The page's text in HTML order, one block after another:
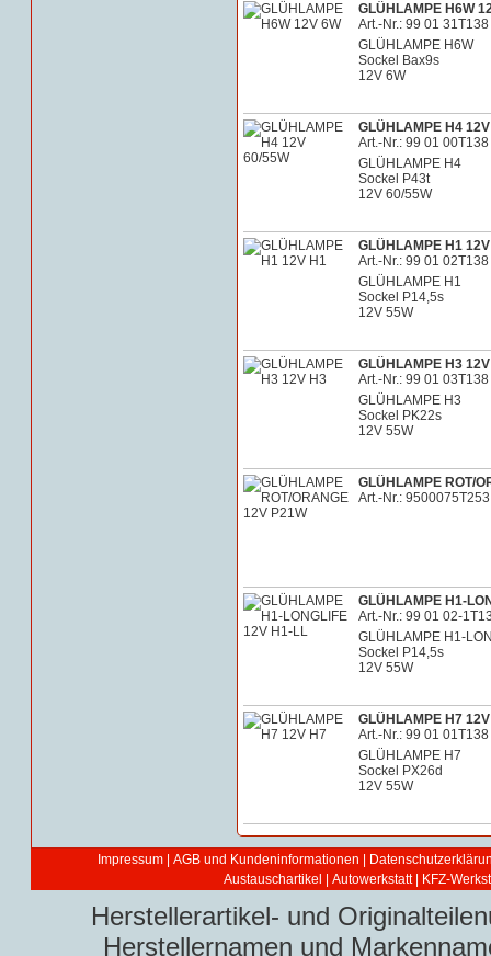
GLÜHLAMPE H6W
Art.-Nr.: 99 01 31T138
GLÜHLAMPE H6W
Sockel Bax9s
12V 6W
GLÜHLAMPE H4
Art.-Nr.: 99 01 00T138
GLÜHLAMPE H4
Sockel P43t
12V 60/55W
GLÜHLAMPE H1
Art.-Nr.: 99 01 02T138
GLÜHLAMPE H1
Sockel P14,5s
12V 55W
GLÜHLAMPE H3
Art.-Nr.: 99 01 03T138
GLÜHLAMPE H3
Sockel PK22s
12V 55W
GLÜHLAMPE ROT/
Art.-Nr.: 9500075T253
GLÜHLAMPE H1-
Art.-Nr.: 99 01 02-
GLÜHLAMPE H1-
Sockel P14,5s
12V 55W
GLÜHLAMPE H7
Art.-Nr.: 99 01 01T138
GLÜHLAMPE H7
Sockel PX26d
12V 55W
Impressum AGB und Kundeninformationen
Austauschartikel
Autowerkstatt | KFZ-
Herstellerartikel- und
Herstellernamen und